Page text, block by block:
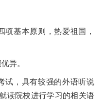
项基本原则，热爱祖国，
异。
试，具有较强的外语听说
读院校进行学习的相关语